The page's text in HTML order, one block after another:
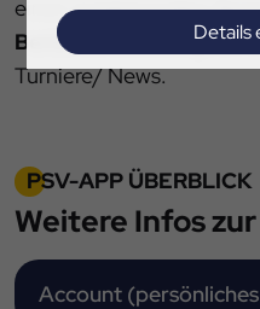
Details
einen redaktionellen
Berichterstattungaus
Turniere/ News.
PSV-APP ÜBERBLICK
Weitere Infos
Account